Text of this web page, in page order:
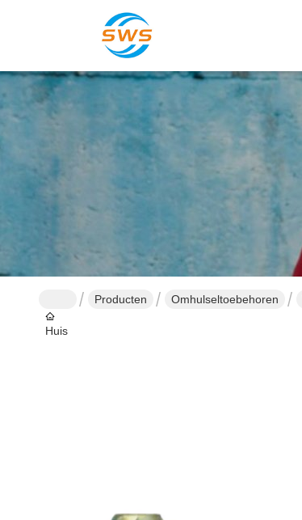
Huis
Producten Omhulseltoebehoren